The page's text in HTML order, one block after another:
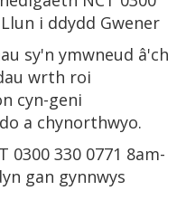
i ddydd Gwener
sy'n ymwneud â'ch
wrth roi
cyn-geni
a chynorthwyo.
0300 330 0771 8am-
gan gynnwys